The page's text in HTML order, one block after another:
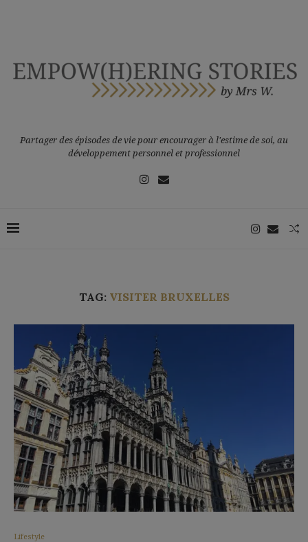
Partager des épisodes de vie pour encourager à l'estime de soi, au
développement personnel et professionnel
TAG: VISITER BRUXELLES
Lifestyle